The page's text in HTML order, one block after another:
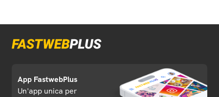
App FastwebPlus
Un'app unica per